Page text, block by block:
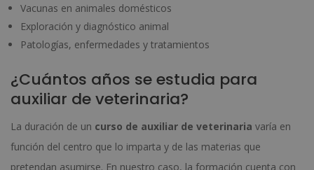
Vacunas en animales domésticos
Exploración y diagnóstico animal
Patologías, enfermedades y tratamientos
¿Cuántos años se estudia para
auxiliar de veterinaria?
La duración de un curso de auxiliar de veterinaria varía en
función del centro que lo imparta y de las materias que
pretendan asumirse. En nuestro caso, la formación cuenta con